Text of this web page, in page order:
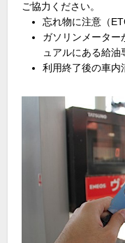
ご協力ください。
忘れ物に注意（
ガソリンメーター
ュアルにある給油
利用終了後の車内